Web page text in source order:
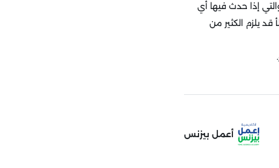
منتج والتي إذا حدث فيها أي
يلزم الكثير من
أعمل بيزنس